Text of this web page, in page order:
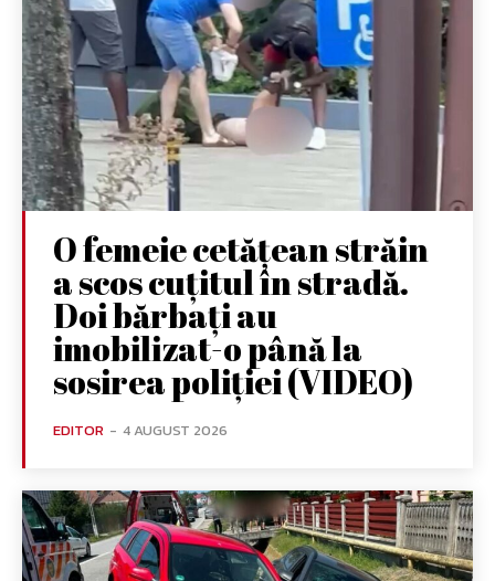
O femeie cetățean străin
a scos cuțitul în stradă.
Doi bărbați au
imobilizat-o până la
sosirea poliției (VIDEO)
EDITOR - 4 AUGUST 2026